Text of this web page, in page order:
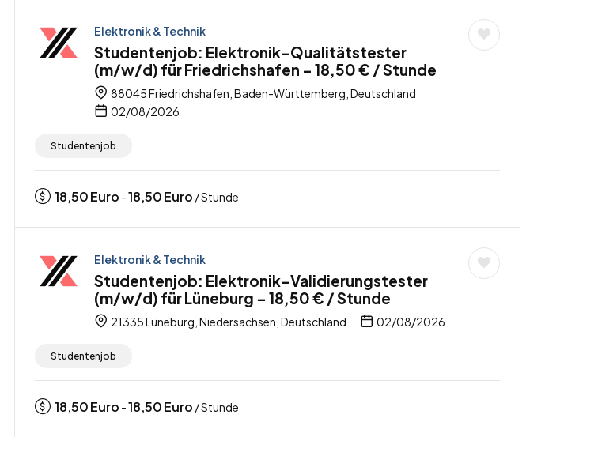
Elektronik & Technik
Studentenjob: Elektronik-Qualitätstester
(m/w/d) für Friedrichshafen – 18,50 € / Stunde
88045 Friedrichshafen, Baden-Württemberg, Deutschland
02/08/2026
Studentenjob
18,50Euro -18,50Euro / Stunde
Elektronik & Technik
Studentenjob: Elektronik-Validierungstester
(m/w/d) für Lüneburg – 18,50 € / Stunde
21335 Lüneburg, Niedersachsen, Deutschland 02/08/2026
Studentenjob
18,50Euro -18,50Euro / Stunde